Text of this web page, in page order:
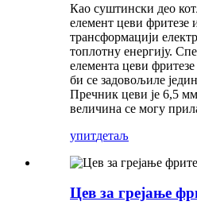
Као суштински део
елемент цеви фритезе
трансформацији
топлотну енергију.
елемента цеви
би се задовољиле
Пречник цеви је 6,5
величина се могу
упитдетаљ
Цев за грејање